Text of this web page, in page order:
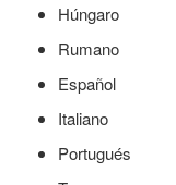
Húngaro
Rumano
Español
Italiano
Portugués